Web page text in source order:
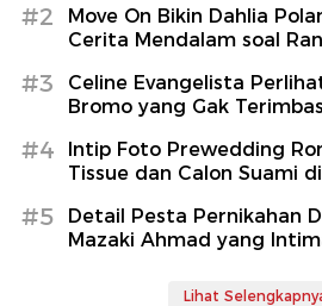
#2
Move On Bikin Dahlia
Cerita Mendalam soal
#3
Celine Evangelista
Bromo yang Gak
#4
Intip Foto Prewedding
Tissue dan Calon Suami
#5
Detail Pesta Pernikahan
Mazaki Ahmad yang
Lihat